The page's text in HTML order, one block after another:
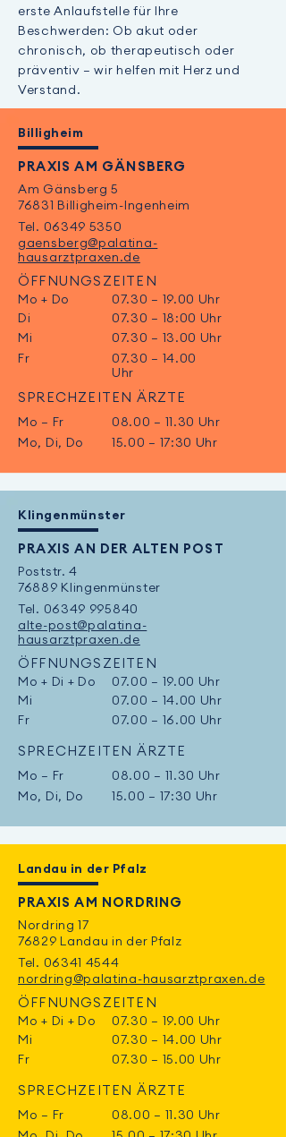
erste Anlaufstelle für Ihre
Beschwerden: Ob akut oder
chronisch, ob therapeutisch oder
präventiv – wir helfen mit Herz und
Verstand.
Billigheim
PRAXIS AM GÄNSBERG
Am Gänsberg 5
76831 Billigheim-Ingenheim
Tel. 06349 5350
gaensberg@palatina-
hausarztpraxen.de
ÖFFNUNGSZEITEN
Mo + Do
Di
Mi
Fr
07.30 – 19.00 Uhr
07.30 – 18:00 Uhr
07.30 – 13.00 Uhr
07.30 – 14.00
Uhr
SPRECHZEITEN ÄRZTE
Mo – Fr
Mo, Di, Do
08.00 – 11.30 Uhr
15.00 – 17:30 Uhr
Klingenmünster
PRAXIS AN DER ALTEN POST
Poststr. 4
76889 Klingenmünster
Tel. 06349 995840
alte-post@palatina-
hausarztpraxen.de
ÖFFNUNGSZEITEN
Mo + Di + Do
Mi
Fr
07.00 – 19.00 Uhr
07.00 – 14.00 Uhr
07.00 – 16.00 Uhr
SPRECHZEITEN ÄRZTE
Mo – Fr
Mo, Di, Do
08.00 – 11.30 Uhr
15.00 – 17:30 Uhr
Landau in der Pfalz
PRAXIS AM NORDRING
Nordring 17
76829 Landau in der Pfalz
Tel. 06341 4544
nordring@palatina-hausarztpraxen.de
ÖFFNUNGSZEITEN
Mo + Di + Do
Mi
Fr
07.30 – 19.00 Uhr
07.30 – 14.00 Uhr
07.30 – 15.00 Uhr
SPRECHZEITEN ÄRZTE
Mo – Fr
08.00 – 11.30 Uhr